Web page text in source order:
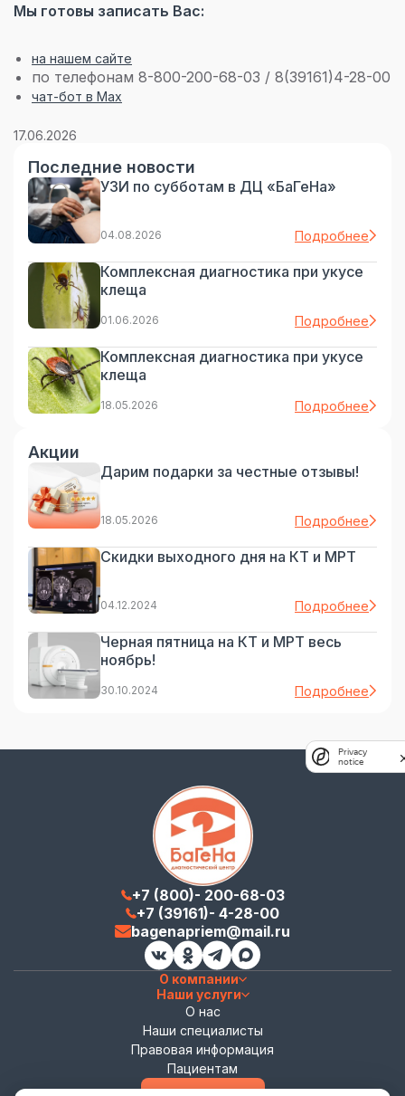
Мы готовы записать Вас:
на нашем сайте
по телефонам 8-800-200-68-03 / 8(39161)4-28-00
чат-бот в Max
17.06.2026
Последние новости
УЗИ по субботам в ДЦ «БаГеНа»
04.08.2026 Подробнее
Комплексная диагностика при укусе
клеща
01.06.2026 Подробнее
Комплексная диагностика при укусе
клеща
18.05.2026 Подробнее
Акции
Дарим подарки за честные отзывы!
18.05.2026 Подробнее
Скидки выходного дня на КТ и МРТ
04.12.2024 Подробнее
Черная пятница на КТ и МРТ весь
ноябрь!
30.10.2024 Подробнее
+7 (800)- 200-68-03
+7 (39161)- 4-28-00
bagenapriem@mail.ru
О компании
Наши услуги
О нас
Наши специалисты
Правовая информация
Пациентам
Privacy
notice